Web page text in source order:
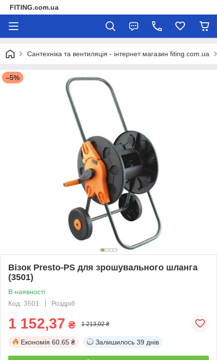
FITING.com.ua
Сантехніка та вентиляція - інтернет магазин fiting.com.ua
–5%
Візок Presto-PS для зрошувального шланга
(3501)
В наявності
Код: 3501
Роздріб
1 152,37 ₴ 1 213,02 ₴
Економія 60.65 ₴ Залишилось 39 днів